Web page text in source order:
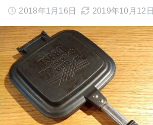
2018年1月16日 2019年10月12日